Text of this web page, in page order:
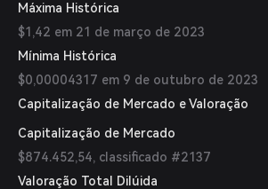
Máxima Histórica
$1,42 em 21 de março de 2023
Mínima Histórica
$0,00004317 em 9 de outubro de 2023
Capitalização de Mercado e Valoração
Capitalização de Mercado
$874.452,54, classificado #2137
Valoração Total Dilúida